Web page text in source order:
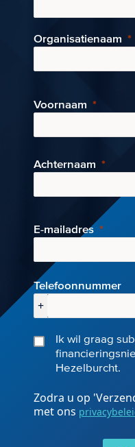
Organisatienaam
Voornaam
Achternaam
E-mailadres
Telefoonnummer
+
Ik wil graag
Hezelburcht.
Zodra u op
met ons